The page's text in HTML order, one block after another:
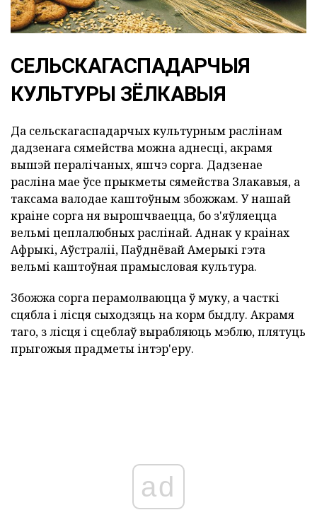
СЕЛЬСКАГАСПАДАРЧЫЯ
КУЛЬТУРЫ ЗЁЛКАВЫЯ
Да сельскагаспадарчых культурным раслінам
дадзенага сямейства можна аднесці, акрамя
вышэй пералічаных, яшчэ сорга. Дадзенае
расліна мае ўсе прыкметы сямейства Злакавыя, а
таксама валодае каштоўным збожжам. У нашай
краіне сорга ня вырошчваецца, бо з'яўляецца
вельмі цеплалюбных раслінай. Аднак у краінах
Афрыкі, Аўстраліі, Паўднёвай Амерыкі гэта
вельмі каштоўная прамысловая культура.
Збожжа сорга перамолваюцца ў муку, а часткі
сцябла і лісця сыходзяць на корм быдлу. Акрамя
таго, з лісця і сцеблаў вырабляюць мэблю, плятуць
прыгожыя прадметы інтэр'еру.
ad